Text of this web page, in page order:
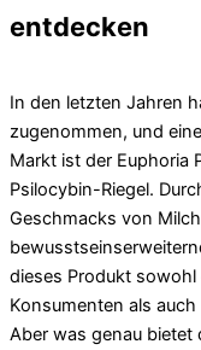
entdecken
In den letzten Jahren
zugenommen, und
Markt ist der Euphoria
Psilocybin-Riegel.
Geschmacks von
dieses Produkt
Konsumenten als
Aber was genau bietet